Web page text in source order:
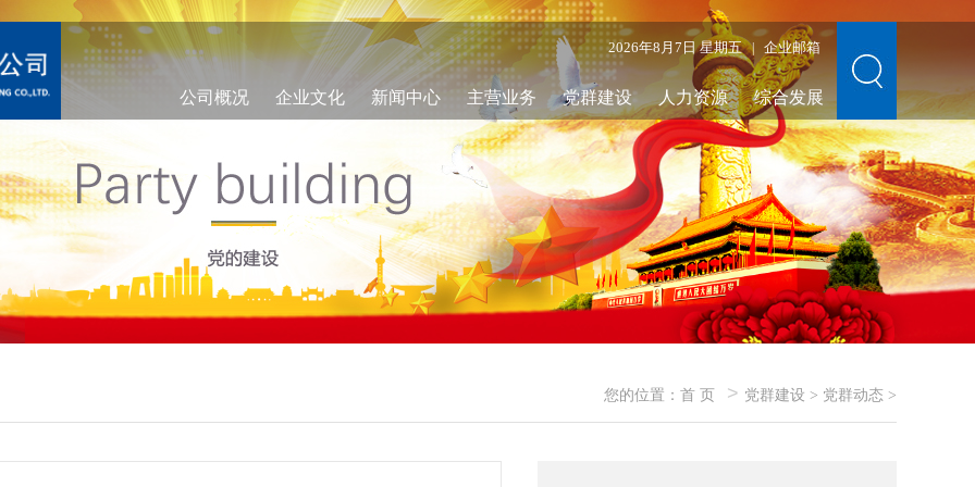
2026年8月7日 星期五 | 企业邮箱
公司概况 企业文化 新闻中心 主营业务 党群建设 人力资源 综合发展
您的位置： 首 页 > 党群建设 > 党群动态 >